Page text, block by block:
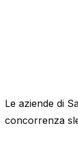
Le aziende di
concorrenza